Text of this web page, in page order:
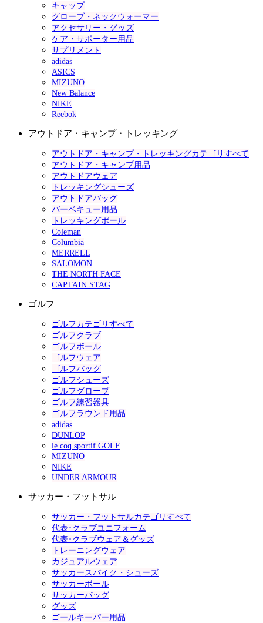
キャップ
グローブ・ネックウォーマー
アクセサリー・グッズ
ケア・サポーター用品
サプリメント
adidas
ASICS
MIZUNO
New Balance
NIKE
Reebok
アウトドア・キャンプ・トレッキング
アウトドア・キャンプ・トレッキングカテゴリすべて
アウトドア・キャンプ用品
アウトドアウェア
トレッキングシューズ
アウトドアバッグ
バーベキュー用品
トレッキングポール
Coleman
Columbia
MERRELL
SALOMON
THE NORTH FACE
CAPTAIN STAG
ゴルフ
ゴルフカテゴリすべて
ゴルフクラブ
ゴルフボール
ゴルフウェア
ゴルフバッグ
ゴルフシューズ
ゴルフグローブ
ゴルフ練習器具
ゴルフラウンド用品
adidas
DUNLOP
le coq sportif GOLF
MIZUNO
NIKE
UNDER ARMOUR
サッカー・フットサル
サッカー・フットサルカテゴリすべて
代表･クラブユニフォーム
代表･クラブウェア＆グッズ
トレーニングウェア
カジュアルウェア
サッカースパイク・シューズ
サッカーボール
サッカーバッグ
グッズ
ゴールキーパー用品